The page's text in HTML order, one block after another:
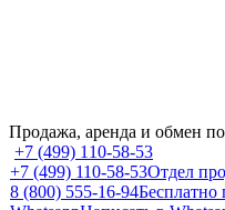
Продажа, аренда и обмен
+7 (499) 110-58-53
+7 (499) 110-58-53Отдел
8 (800) 555-16-94